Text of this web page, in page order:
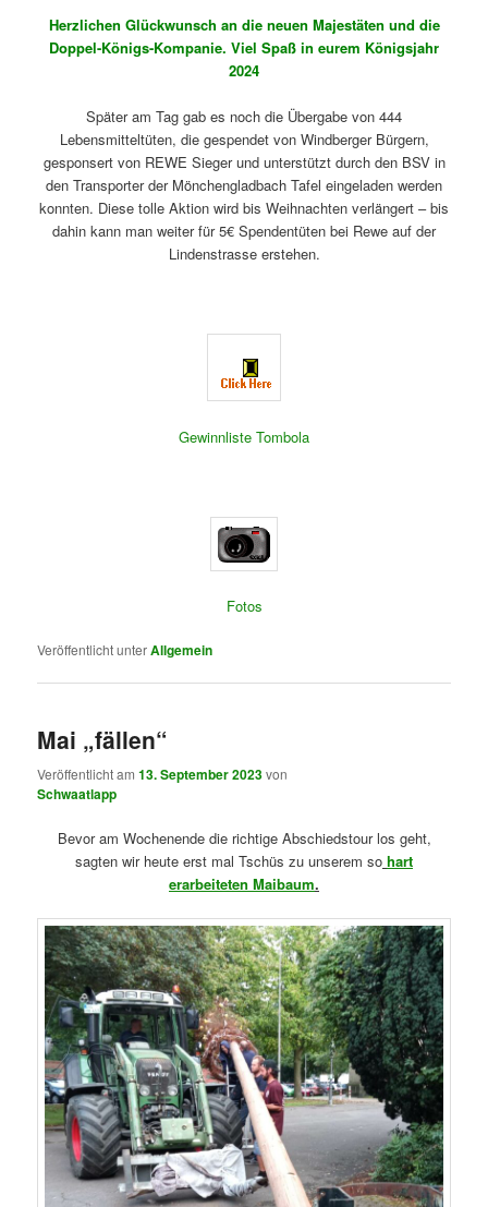
Herzlichen Glückwunsch an die neuen Majestäten und die
Doppel-Königs-Kompanie. Viel Spaß in eurem Königsjahr
2024
Später am Tag gab es noch die Übergabe von 444
Lebensmitteltüten, die gespendet von Windberger Bürgern,
gesponsert von REWE Sieger und unterstützt durch den BSV in
den Transporter der Mönchengladbach Tafel eingeladen werden
konnten. Diese tolle Aktion wird bis Weihnachten verlängert – bis
dahin kann man weiter für 5€ Spendentüten bei Rewe auf der
Lindenstrasse erstehen.
Gewinnliste Tombola
Fotos
Veröffentlicht unterAllgemein
Mai „fällen“
Veröffentlicht am13. September 2023von
Schwaatlapp
Bevor am Wochenende die richtige Abschiedstour los geht,
sagten wir heute erst mal Tschüs zu unserem so hart
erarbeiteten Maibaum.